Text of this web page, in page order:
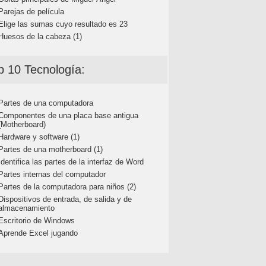
de película
las sumas cuyo resultado es 23
de la cabeza (1)
10 Tecnología:
de una computadora
de una placa base antigua
y software (1)
de una motherboard (1)
las partes de la interfaz de Word
internas del computador
de la computadora para niños (2)
de entrada, de salida y de
de Windows
Excel jugando